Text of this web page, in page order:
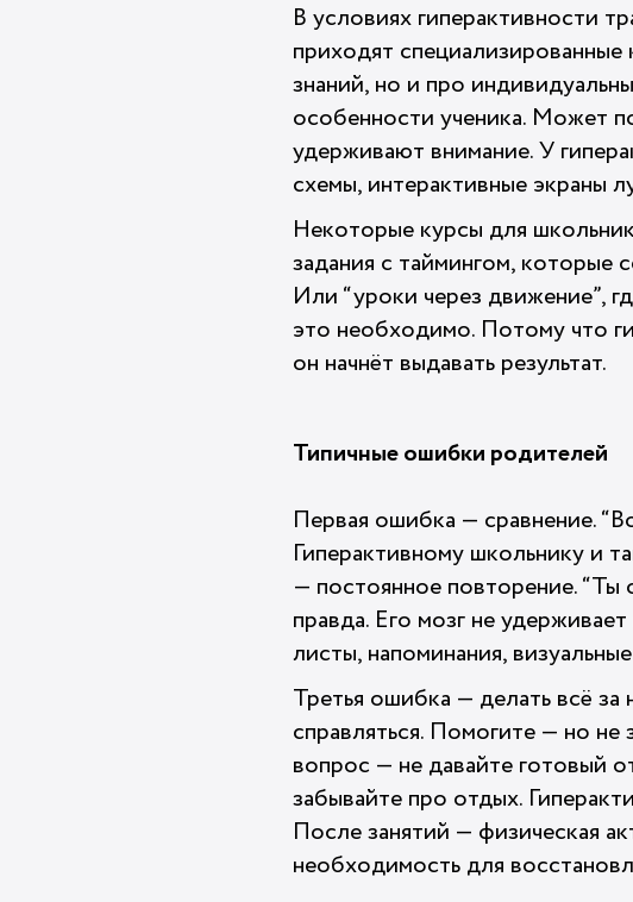
В условиях гиперактивности
приходят
знаний, но и про
особенности ученика. Может
удерживают внимание. У
схемы, интерактивные экраны
Некоторые курсы для
задания с таймингом, которые
Или “уроки через движение”,
это необходимо. Потому что
он начнёт выдавать результат.
Типичные ошибки родителей
Первая ошибка — сравнение.
Гиперактивному школьнику и
— постоянное повторение. “Ты
правда. Его мозг не
листы, напоминания,
Третья ошибка — делать всё
справляться. Помогите — но не
вопрос — не давайте готовый
забывайте про отдых.
После занятий — физическая
необходимость для